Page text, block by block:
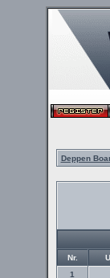
Deppen
Nr.
1